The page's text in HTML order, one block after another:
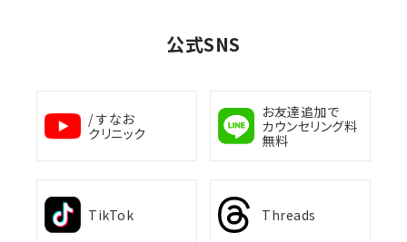
公式SNS
/ すなお
クリニック
お友達追加で
カウンセリング料
無料
TikTok Threads